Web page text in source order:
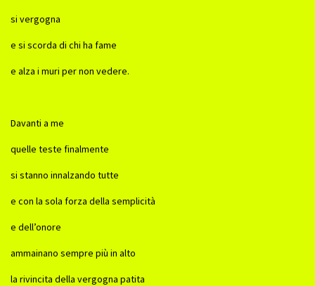
si vergogna
e si scorda di chi ha fame
e alza i muri per non vedere.
Davanti a me
quelle teste finalmente
si stanno innalzando tutte
e con la sola forza della semplicità
e dell’onore
ammainano sempre più in alto
la rivincita della vergogna patita